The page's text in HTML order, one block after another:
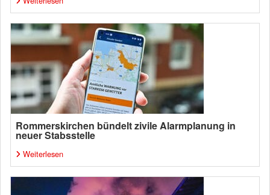
Rommerskirchen bündelt zivile Alarmplanung in
neuer Stabsstelle
Weiterlesen